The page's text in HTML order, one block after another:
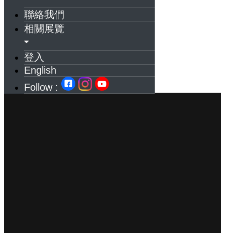
聯絡我們
相關展覽
登入
English
Follow :